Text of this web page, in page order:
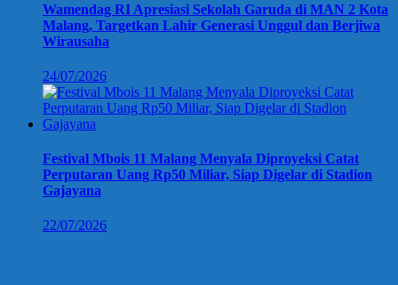
Wamendag RI Apresiasi Sekolah Garuda di MAN 2 Kota
Malang, Targetkan Lahir Generasi Unggul dan Berjiwa
Wirausaha
24/07/2026
Festival Mbois 11 Malang Menyala Diproyeksi Catat
Perputaran Uang Rp50 Miliar, Siap Digelar di Stadion
Gajayana
22/07/2026